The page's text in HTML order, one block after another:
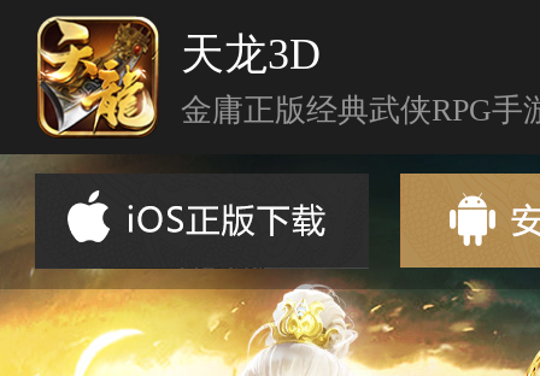
天龙3D
金庸正版经典武侠RPG手